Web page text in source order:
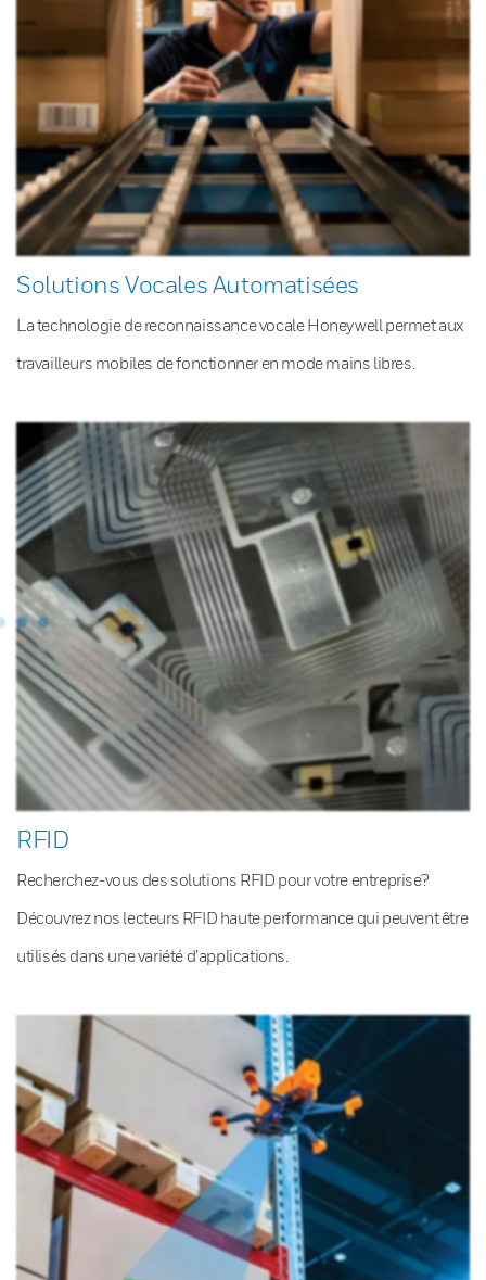
Solutions Vocales Automatisées
La technologie de reconnaissance vocale Honeywell permet aux
travailleurs mobiles de fonctionner en mode mains libres.
RFID
Recherchez-vous des solutions RFID pour votre entreprise?
Découvrez nos lecteurs RFID haute performance qui peuvent être
utilisés dans une variété d’applications.